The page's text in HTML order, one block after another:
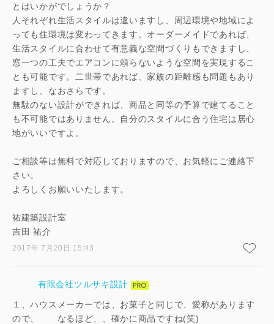
とはいかがでしょうか？
人それぞれ生活スタイルは違いますし、周辺環境や地域によ
っても住環境は変わってきます。オーダーメイドであれば、
生活スタイルに合わせて有意義な空間づくりもできますし、
窓一つの工夫でエアコンに頼らないような空間を実現するこ
とも可能です。二世帯であれば、家族の距離感も問題もあり
ますし、なおさらです。
無駄のない設計ができれば、商品と同等の予算で建てること
も不可能ではありません。自分のスタイルに合う住宅は居心
地がいいですよ。
ご相談等は無料で対応しておりますので、お気軽にご連絡下
さい。
よろしくお願いいたします。
祐建築設計室
吉田 祐介
2017年 7月20日 15:43
有限会社ツルサキ設計
１、ハウスメーカーでは、お菓子と同じで、愛称があります
ので、 なるほど、、確かに商品ですね(笑)
キャンセル